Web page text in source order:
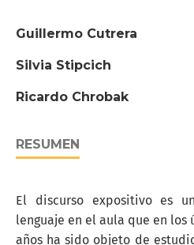
Guillermo Cutrera
Silvia Stipcich
Ricardo Chrobak
RESUMEN
El discurso expositivo es
lenguaje en el aula que en los
años ha sido objeto de